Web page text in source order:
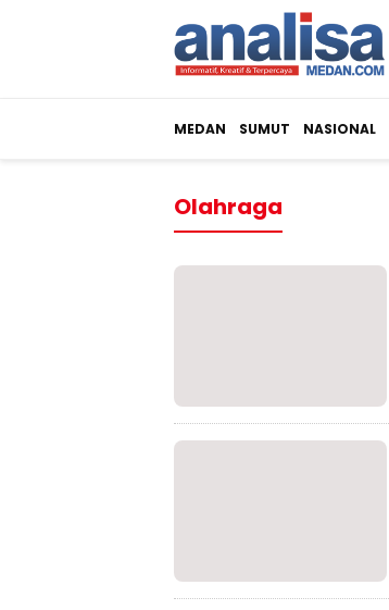
MEDAN SUMUT NASIONAL
Olahraga